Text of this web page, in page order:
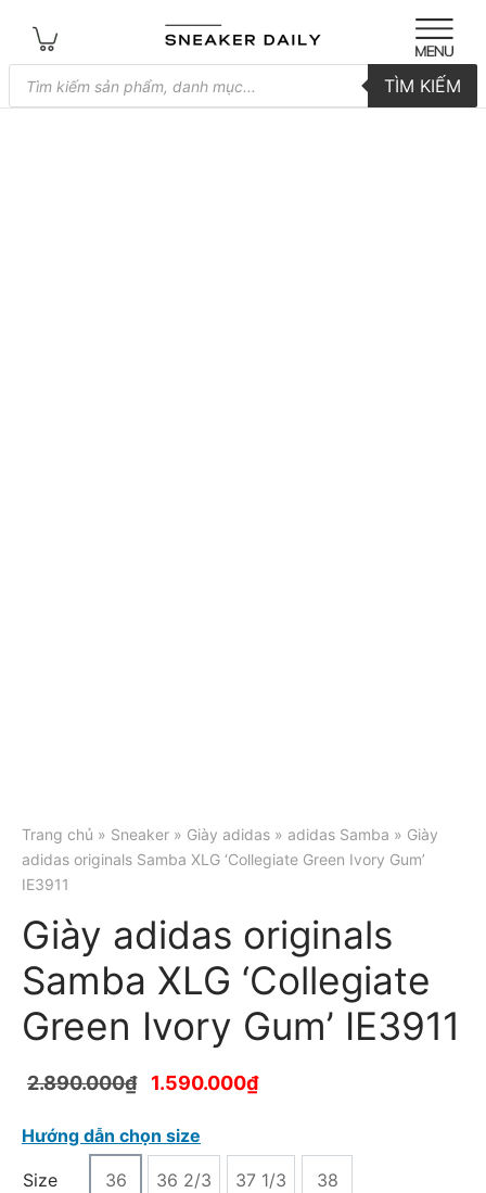
Tìm
kiếm
sản
TÌM KIẾM
Trang chủ » Sneaker » Giày adidas » adidas Samba » Giày
adidas originals Samba XLG ‘Collegiate Green Ivory Gum’
IE3911
Giày adidas originals
Samba XLG ‘Collegiate
Green Ivory Gum’ IE3911
2.890.000₫ 1.590.000₫
Hướng dẫn chọn size
Size 36 36 2/3 37 1/3 38